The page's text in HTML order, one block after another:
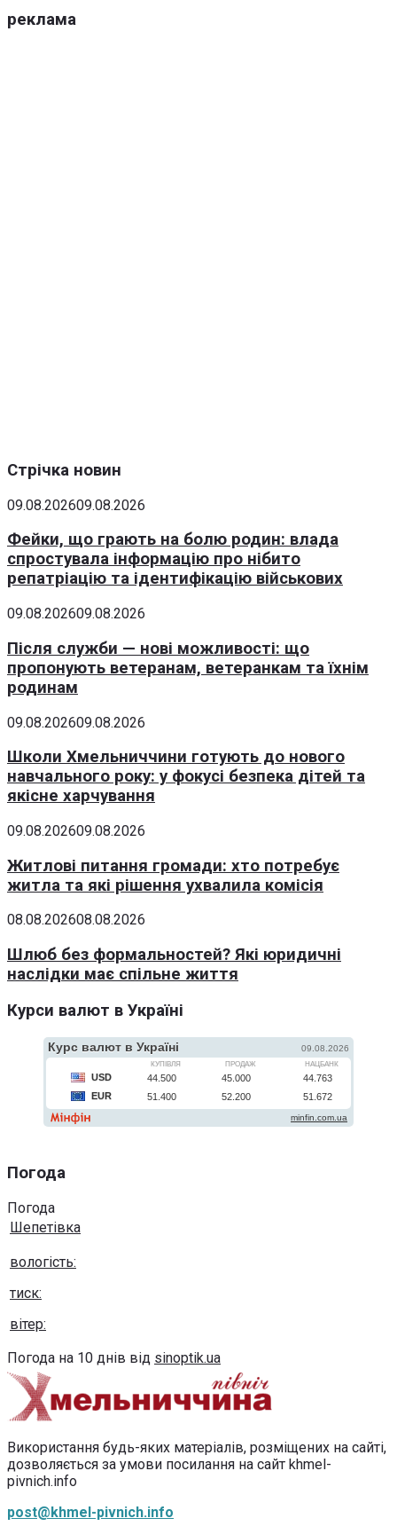
реклама
Стрічка новин
09.08.202609.08.2026
Фейки, що грають на болю родин: влада
спростувала інформацію про нібито
репатріацію та ідентифікацію військових
09.08.202609.08.2026
Після служби — нові можливості: що
пропонують ветеранам, ветеранкам та їхнім
родинам
09.08.202609.08.2026
Школи Хмельниччини готують до нового
навчального року: у фокусі безпека дітей та
якісне харчування
09.08.202609.08.2026
Житлові питання громади: хто потребує
житла та які рішення ухвалила комісія
08.08.202608.08.2026
Шлюб без формальностей? Які юридичні
наслідки має спільне життя
Курси валют в Україні
Погода
Погода
Шепетівка
вологість:
тиск:
вітер:
Погода на 10 днів від sinoptik.ua
Використання будь-яких матеріалів, розміщених на сайті,
дозволяється за умови посилання на сайт khmel-
pivnich.info
post@khmel-pivnich.info